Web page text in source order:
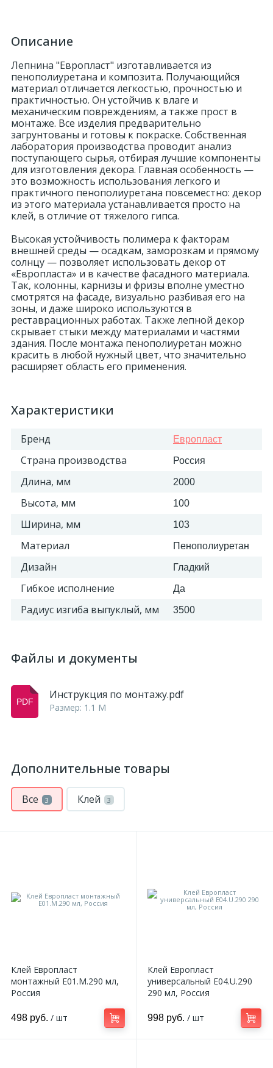
Описание
Лепнина "Европласт" изготавливается из
пенополиуретана и композита. Получающийся
материал отличается легкостью, прочностью и
практичностью. Он устойчив к влаге и
механическим повреждениям, а также прост в
монтаже. Все изделия предварительно
загрунтованы и готовы к покраске. Собственная
лаборатория производства проводит анализ
поступающего сырья, отбирая лучшие компоненты
для изготовления декора. Главная особенность —
это возможность использования легкого и
практичного пенополиуретана повсеместно: декор
из этого материала устанавливается просто на
клей, в отличие от тяжелого гипса.
Высокая устойчивость полимера к факторам
внешней среды — осадкам, заморозкам и прямому
солнцу — позволяет использовать декор от
«Европласта» и в качестве фасадного материала.
Так, колонны, карнизы и фризы вполне уместно
смотрятся на фасаде, визуально разбивая его на
зоны, и даже широко используются в
реставрационных работах. Также лепной декор
скрывает стыки между материалами и частями
здания. После монтажа пенополиуретан можно
красить в любой нужный цвет, что значительно
расширяет область его применения.
Характеристики
Бренд Европласт
Страна производства Россия
Длина, мм 2000
Высота, мм 100
Ширина, мм 103
Материал Пенополиуретан
Дизайн Гладкий
Гибкое исполнение Да
Радиус изгиба выпуклый, мм 3500
Файлы и документы
Инструкция по монтажу.pdf
Размер: 1.1 M
Дополнительные товары
Все 3 Клей 3
Клей Европласт
монтажный E01.M.290 мл,
Россия
498 руб. / шт
Клей Европласт
универсальный E04.U.290
290 мл, Россия
998 руб. / шт